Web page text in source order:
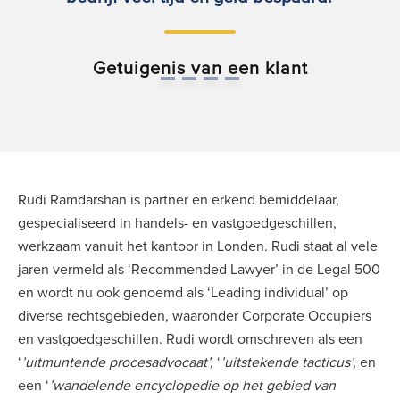
Getuigenis van een klant
Rudi Ramdarshan is partner en erkend bemiddelaar,
gespecialiseerd in handels- en vastgoedgeschillen,
werkzaam vanuit het kantoor in Londen. Rudi staat al vele
jaren vermeld als ‘Recommended Lawyer’ in de Legal 500
en wordt nu ook genoemd als ‘Leading individual’ op
diverse rechtsgebieden, waaronder Corporate Occupiers
en vastgoedgeschillen. Rudi wordt omschreven als een
‘’uitmuntende procesadvocaat’, ‘’uitstekende tacticus’, en
een ‘’wandelende encyclopedie op het gebied van